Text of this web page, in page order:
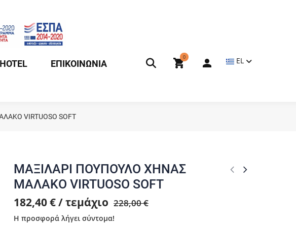
0 EL
ΕΠΙΚΟΙΝΩΝΙΑ
VIRTUOSO SOFT
ΜΑΞΙΛΑΡΙ ΠΟΥΠΟΥΛΟ ΧΗΝΑΣ
ΜΑΛΑΚΟ VIRTUOSO SOFT
182,40 € / τεμάχιο 228,00 €
Η προσφορά λήγει σύντομα!